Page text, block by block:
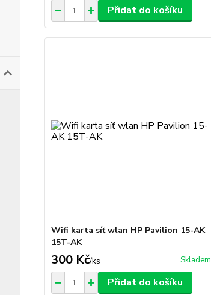
Přidat do košíku
Wifi karta síť wlan HP Pavilion 15-AK
15T-AK
300 Kč/ks Skladem
Přidat do košíku